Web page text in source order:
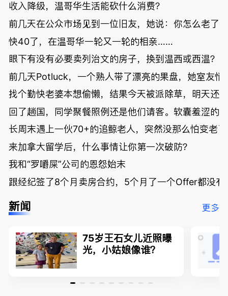
收入降级，温哥华生活能砍什么消费？
前几天在公众市场见到一位旧友，她说：你怎么老了
快40了，在温哥华一轮又一轮的相亲……
眼下有没有必要卖列治文的房子，换到温西或西温？
前几天Potluck，一个熟人带了漂亮的果盘，她室友悄
找个勤快老婆本想偷懒，结果今天被派除草，明天还
回了趟国，同学聚餐照例还是他们请客。软囊羞涩的
长周末遇上一伙70+的追鲸老人，突然没那么怕变老了
来加拿大留学后，什么事情让你第一次破防？
我和“罗嚼屎”公司的恩怨始末
跟经纪签了8个月卖房合约，5个月了一个Offer都没有
新闻 更多
75岁王石女儿近照曝
光，小姑娘像谁？